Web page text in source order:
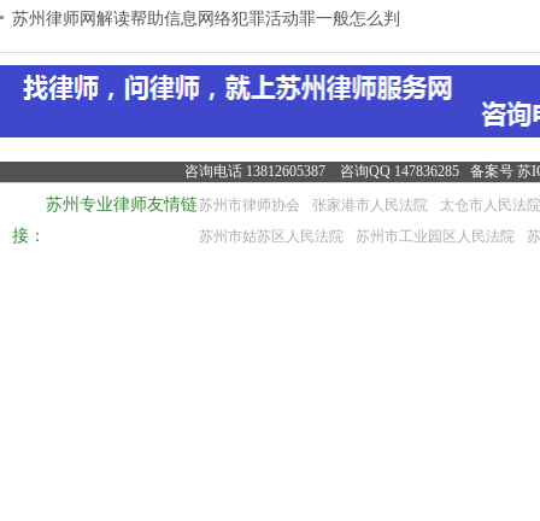
苏州律师网解读帮助信息网络犯罪活动罪一般怎么判
咨询电话 13812605387 咨询QQ 147836285 备案号 苏
苏州专业律师友情链
接：
苏州市律师协会 张家港市人民法院
太仓市人民法院
苏州市姑苏区人民法院
苏州市工业园区人民法院